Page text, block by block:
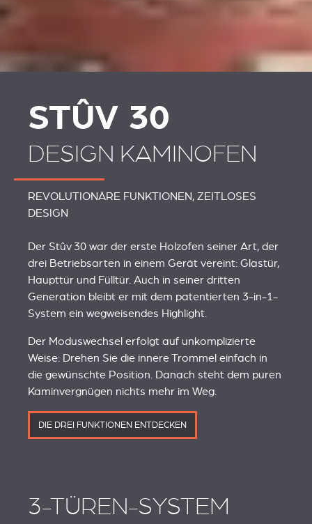
STÛV 30
DESIGN KAMINOFEN
REVOLUTIONÄRE FUNKTIONEN, ZEITLOSES
DESIGN
Der Stûv 30 war der erste Holzofen seiner Art, der
drei Betriebsarten in einem Gerät vereint: Glastür,
Haupttür und Fülltür. Auch in seiner dritten
Generation bleibt er mit dem patentierten 3‑in‑1-
System ein wegweisendes Highlight.
Der Moduswechsel erfolgt auf unkomplizierte
Weise: Drehen Sie die innere Trommel einfach in
die gewünschte Position. Danach steht dem puren
Kaminvergnügen nichts mehr im Weg.
DIE DREI FUNKTIONEN ENTDECKEN
3-TÜREN-SYSTEM